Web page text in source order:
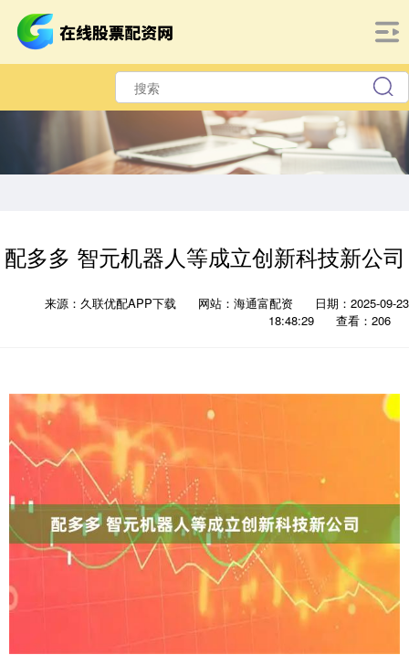
配多多 智元机器人等成立创新科技新公司
来源：久联优配APP下载 网站：海通富配资
日期：2025-09-23
18:48:29
查看：206